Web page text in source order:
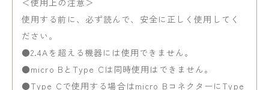
＜使用上の注意＞
使用する前に、必ず読んで、安全に正しく使用してく
ださい。
●2.4Aを超える機器には使用できません。
●micro BとType Cは同時使用はできません。
●Type Cで使用する場合はmicro BコネクターにType